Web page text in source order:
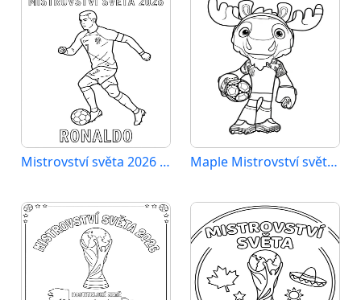
Mistrovství světa 2026 Ronaldo Maple Mistrovství světa 2026